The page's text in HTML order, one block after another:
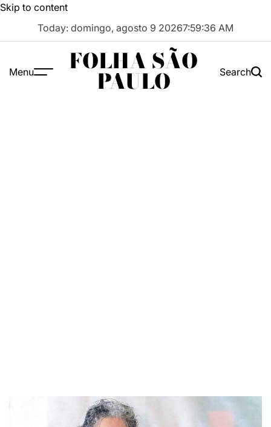
Skip to content
Today: domingo, agosto 9 20267:59:37 AM
Menu FOLHA SÃO
PAULO Search